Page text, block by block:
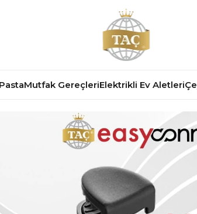
Mutfak GereçleriElektrikli Ev Aletleri